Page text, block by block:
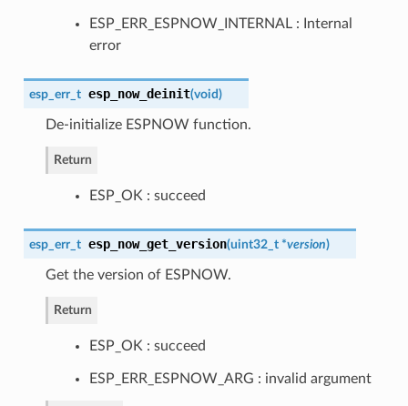
ESP_ERR_ESPNOW_INTERNAL : Internal
error
esp_err_t esp_now_deinit(void)
De-initialize ESPNOW function.
Return
ESP_OK : succeed
esp_err_t esp_now_get_version(uint32_t *version)
Get the version of ESPNOW.
Return
ESP_OK : succeed
ESP_ERR_ESPNOW_ARG : invalid argument